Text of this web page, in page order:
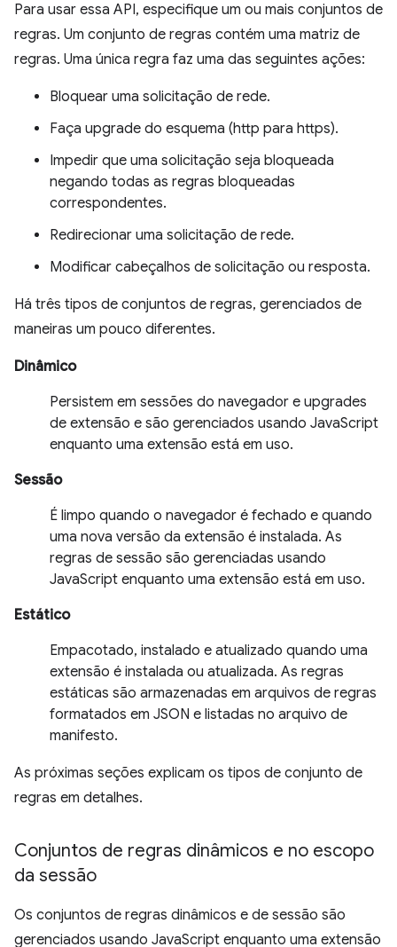
Para usar essa API, especifique um ou mais conjuntos de
regras. Um conjunto de regras contém uma matriz de
regras. Uma única regra faz uma das seguintes ações:
Bloquear uma solicitação de rede.
Faça upgrade do esquema (http para https).
Impedir que uma solicitação seja bloqueada
negando todas as regras bloqueadas
correspondentes.
Redirecionar uma solicitação de rede.
Modificar cabeçalhos de solicitação ou resposta.
Há três tipos de conjuntos de regras, gerenciados de
maneiras um pouco diferentes.
Dinâmico
Persistem em sessões do navegador e upgrades
de extensão e são gerenciados usando JavaScript
enquanto uma extensão está em uso.
Sessão
É limpo quando o navegador é fechado e quando
uma nova versão da extensão é instalada. As
regras de sessão são gerenciadas usando
JavaScript enquanto uma extensão está em uso.
Estático
Empacotado, instalado e atualizado quando uma
extensão é instalada ou atualizada. As regras
estáticas são armazenadas em arquivos de regras
formatados em JSON e listadas no arquivo de
manifesto.
As próximas seções explicam os tipos de conjunto de
regras em detalhes.
Conjuntos de regras dinâmicos e no escopo
da sessão
Os conjuntos de regras dinâmicos e de sessão são
gerenciados usando JavaScript enquanto uma extensão